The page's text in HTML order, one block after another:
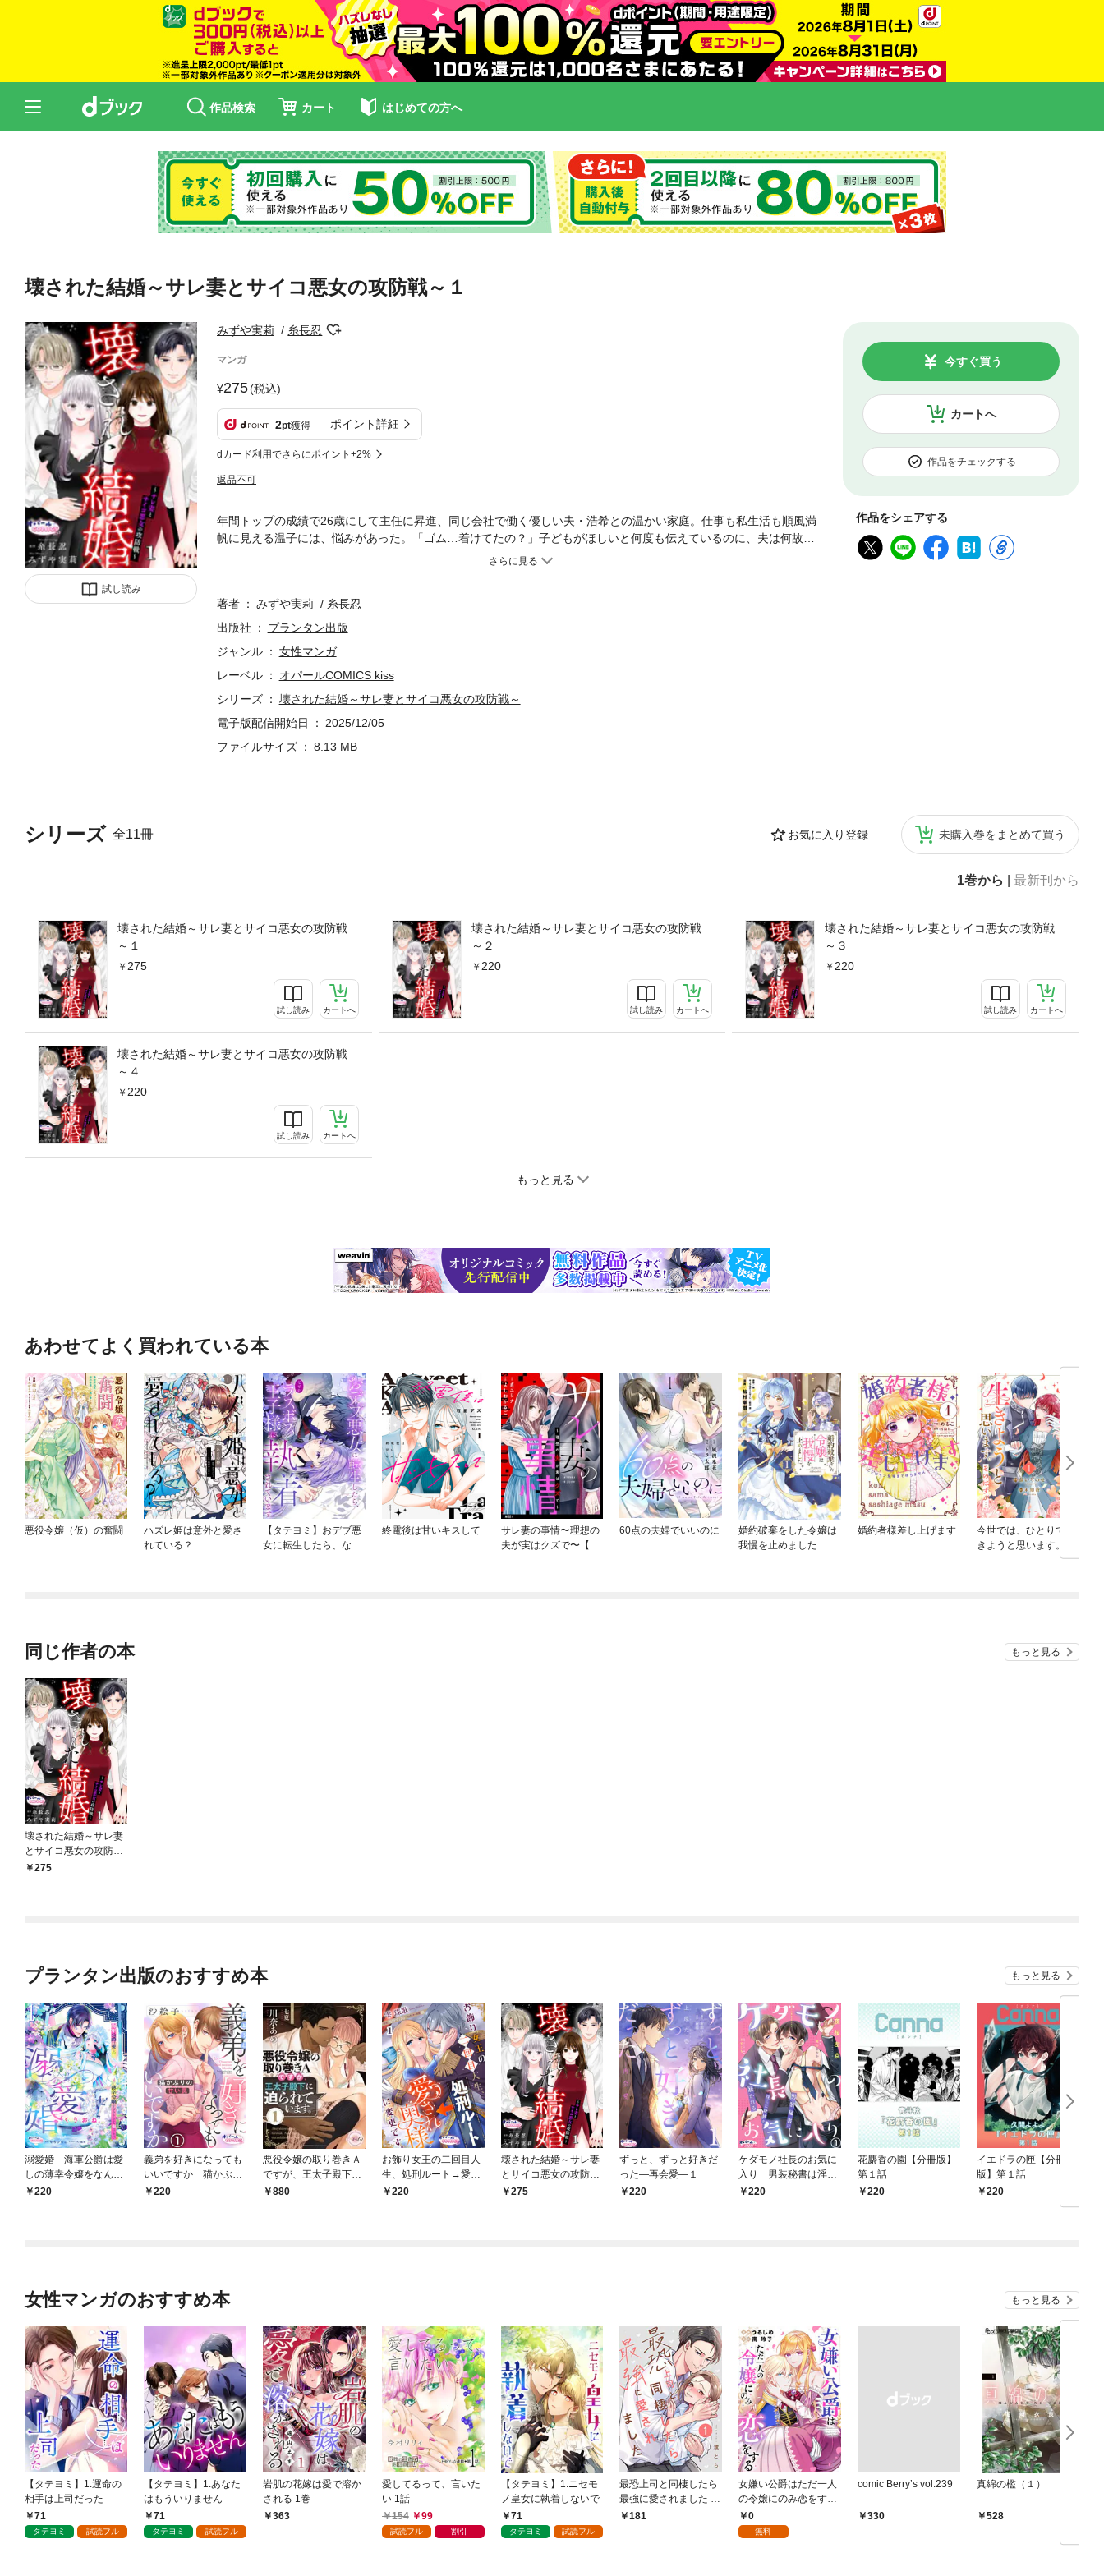
作品検索 カート はじめての方へ
壊された結婚～サレ妻とサイコ悪女の攻防戦～１
試し読み
みずや実莉 糸長忍
マンガ
275(税込)
2pt獲得 ポイント詳細
dカード利用でさらにポイント+2%
返品不可
カートへ
今すぐ買う
作品をチェックする
作品をシェアする
シリーズ 全11冊 お気に入り登録 未購入巻をまとめて買う
1巻から 最新刊から
壊された結婚～サレ妻とサイコ悪女の攻防戦
～１
275
試し読み カートへ
壊された結婚～サレ妻とサイコ悪女の攻防戦
～２
220
試し読み カートへ
壊された結婚～サレ妻とサイコ悪女の攻防戦
～３
220
試し読み カートへ
壊された結婚～サレ妻とサイコ悪女の攻防戦
～４
220
試し読み カートへ
もっと見る
年間トップの成績で26歳にして主任に昇進、同じ会社で働く優しい夫・浩希との温かい家庭。仕事も私生活も順風満
帆に見える温子には、悩みがあった。「ゴム…着けてたの？」子どもがほしいと何度も伝えているのに、夫は何故か
避妊をし続ける。同時期に、厳しいけれど自分を評価してくれる上司・片木圭太からは「管理職を目指せ」と叱咤激
に付きだして…。私の夫に限ってまさか、社内不倫なんてするはずない…よね？
著者 みずや実莉
糸長忍
出版社
プランタン出版
ジャンル
女性マンガ
レーベル
オパールCOMICS kiss
シリーズ
壊された結婚～サレ妻とサイコ悪女の攻防戦～
電子版配信開始日
2025/12/05
ファイルサイズ
8.13 MB
あわせてよく買われている本
悪役令嬢（仮）の奮闘
ハズレ姫は意外と愛さ
れている？
【タテヨミ】おデブ悪
女に転生したら、なぜ
終電後は甘いキスして
サレ妻の事情〜理想の
夫が実はクズで〜【単
60点の夫婦でいいのに
婚約破棄をした令嬢は
我慢を止めました
婚約者様差し上げます
今世では、ひとりで生
きようと思います。そ
のはずが…【電子単行
同じ作者の本 もっと見る
壊された結婚～サレ妻
とサイコ悪女の攻防戦
～１275
プランタン出版のおすすめ本 もっと見る
溺愛婚 海軍公爵は愛
しの薄幸令嬢をなんと
しても妻にしたい１
220
義弟を好きになっても
いいですか 猫かぶり
の甘い罠１
220
悪役令嬢の取り巻きＡ
ですが、王太子殿下に
迫られています。①
880
お飾り女王の二回目人
生、処刑ルート→愛さ
れ奥様に変更です。１
220
壊された結婚～サレ妻
とサイコ悪女の攻防戦
～１275
ずっと、ずっと好きだ
った―再会愛―１
220
ケダモノ社長のお気に
入り 男装秘書は淫ら
に身体を暴かれる１
220
花麝香の園【分冊版】
第１話
220
イエドラの匣【分冊
版】第１話
220
女性マンガのおすすめ本 もっと見る
【タテヨミ】1.運命の
相手は上司だった
71
タテヨミ 試読フル
【タテヨミ】1.あなた
はもういりません
71
タテヨミ 試読フル
岩肌の花嫁は愛で溶か
される 1巻
363
愛してるって、言いた
い 1話
154
99
試読フル 割引
【タテヨミ】1.ニセモ
ノ皇女に執着しないで
71
タテヨミ 試読フル
最恐上司と同棲したら
最強に愛されました 1
巻181
女嫌い公爵はただ一人
の令嬢にのみ恋をする
（分冊版）第１話
0
無料
comic Berry’s vol.239
￥330
真綿の檻（１）
528